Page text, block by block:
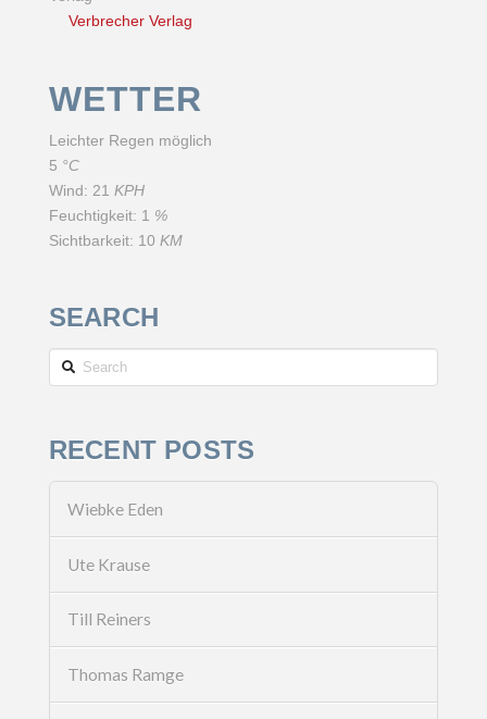
Verbrecher Verlag
WETTER
Leichter Regen möglich
5 °C
Wind: 21 KPH
Feuchtigkeit: 1 %
Sichtbarkeit: 10 KM
SEARCH
Search
RECENT POSTS
Wiebke Eden
Ute Krause
Till Reiners
Thomas Ramge